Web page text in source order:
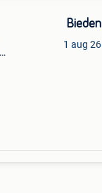
Bieden
1 aug 26